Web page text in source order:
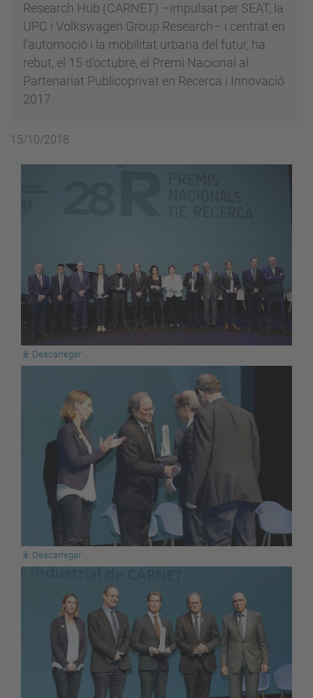
Research Hub (CARNET) –impulsat per SEAT, la
UPC i Volkswagen Group Research– i centrat en
l’automoció i la mobilitat urbana del futur, ha
rebut, el 15 d'octubre, el Premi Nacional al
Partenariat Publicoprivat en Recerca i Innovació
2017.
15/10/2018
Descarregar
Descarregar